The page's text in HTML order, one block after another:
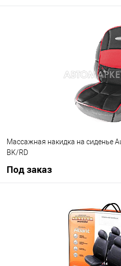
Массажная накидка на сиденье
BK/RD
Под заказ